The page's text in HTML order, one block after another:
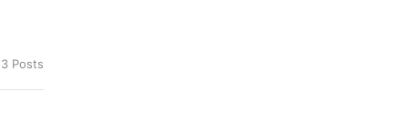
Posts